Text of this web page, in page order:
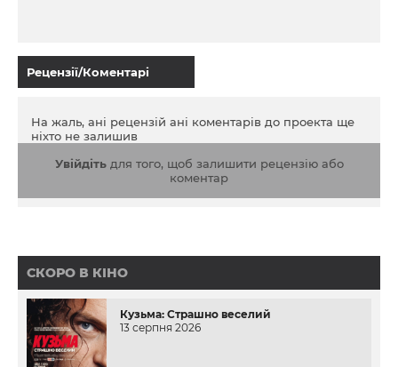
Рецензії/Коментарі
На жаль, ані рецензій ані коментарів до проекта ще
ніхто не залишив
Увійдітьдля того, щоб залишити рецензію або
коментар
СКОРО В КІНО
Кузьма: Страшно веселий
13 серпня 2026